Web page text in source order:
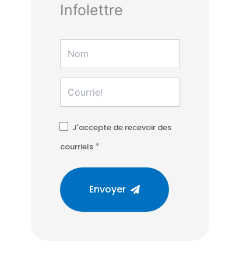
Infolettre
J'accepte de recevoir des
courriels *
Envoyer